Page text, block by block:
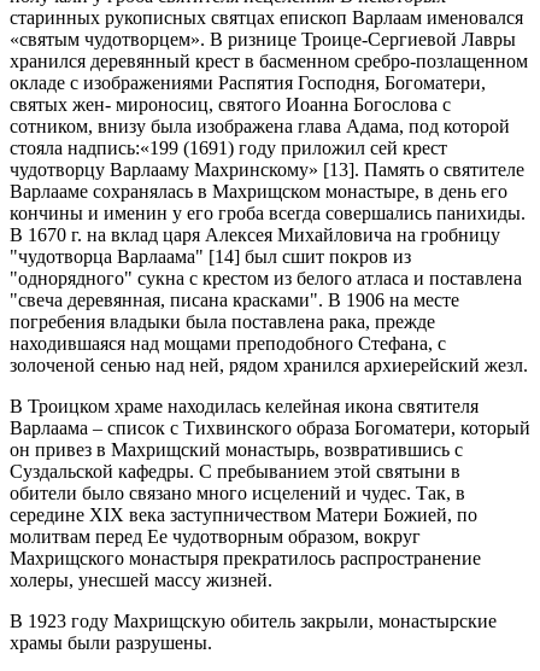
старинных рукописных святцах епископ Варлаам именовался
«святым чудотворцем». В ризнице Троице-Сергиевой Лавры
хранился деревянный крест в басменном сребро-позлащенном
окладе с изображениями Распятия Господня, Богоматери,
святых жен- мироносиц, святого Иоанна Богослова с
сотником, внизу была изображена глава Адама, под которой
стояла надпись:«199 (1691) году приложил сей крест
чудотворцу Варлааму Махринскому» [13]. Память о святителе
Варлааме сохранялась в Махрищском монастыре, в день его
кончины и именин у его гроба всегда совершались панихиды.
В 1670 г. на вклад царя Алексея Михайловича на гробницу
"чудотворца Варлаама" [14] был сшит покров из
"однорядного" сукна с крестом из белого атласа и поставлена
"свеча деревянная, писана красками". В 1906 на месте
погребения владыки была поставлена рака, прежде
находившаяся над мощами преподобного Стефана, с
золоченой сенью над ней, рядом хранился архиерейский жезл.
В Троицком храме находилась келейная икона святителя
Варлаама – список с Тихвинского образа Богоматери, который
он привез в Махрищский монастырь, возвратившись с
Суздальской кафедры. С пребыванием этой святыни в
обители было связано много исцелений и чудес. Так, в
середине XIX века заступничеством Матери Божией, по
молитвам перед Ее чудотворным образом, вокруг
Махрищского монастыря прекратилось распространение
холеры, унесшей массу жизней.
В 1923 году Махрищскую обитель закрыли, монастырские
храмы были разрушены.